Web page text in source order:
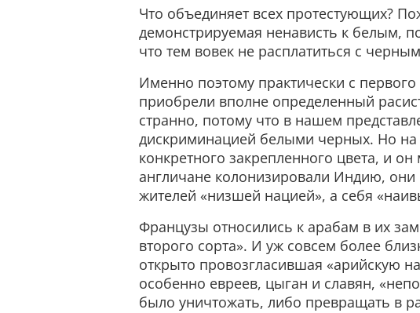
Что объединяет всех протестующих?
демонстрируемая ненависть к белым,
что тем вовек не расплатиться с
Именно поэтому практически с
приобрели вполне определенный
странно, потому что в нашем
дискриминацией белыми черных. Но на
конкретного закрепленного цвета, и
англичане колонизировали Индию,
жителей «низшей нацией», а себя
Французы относились к арабам в их
второго сорта». И уж совсем более
открыто провозгласившая «арийскую
особенно евреев, цыган и славян,
было уничтожать, либо превращать в